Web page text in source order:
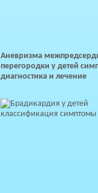
Аневризма
перегородки у детей
диагностика и лечение